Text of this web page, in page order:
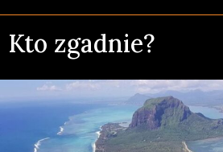
Kto zgadnie?